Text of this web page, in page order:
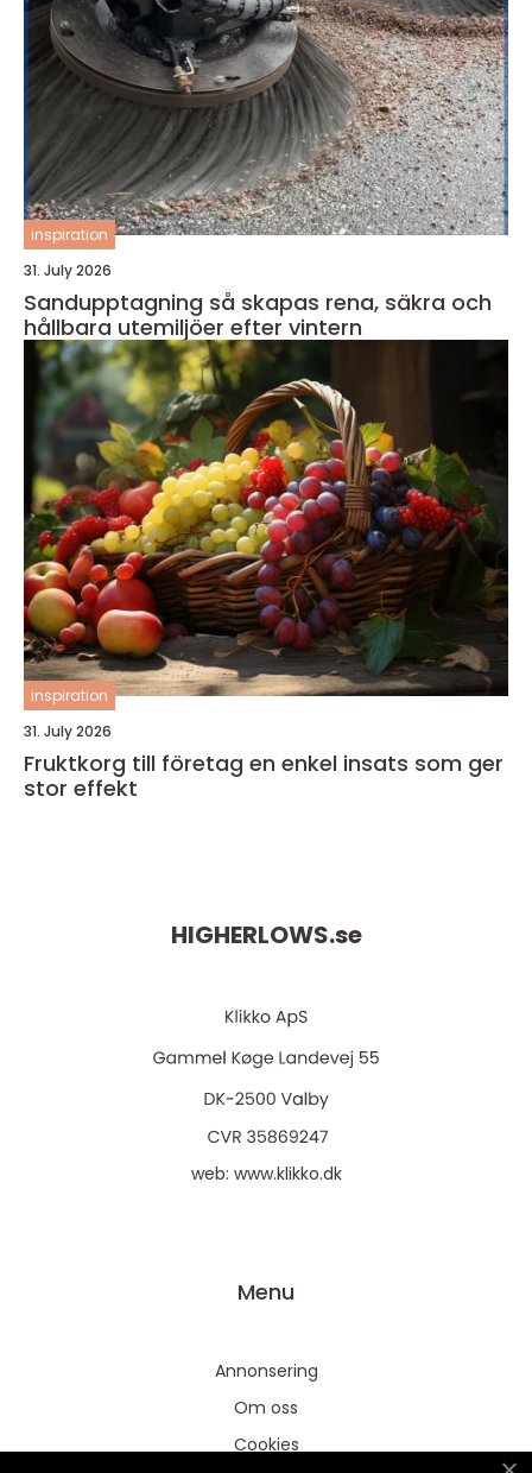
inspiration
31. July 2026
Sandupptagning så skapas rena, säkra och
hållbara utemiljöer efter vintern
inspiration
31. July 2026
Fruktkorg till företag en enkel insats som ger
stor effekt
HIGHERLOWS.se
web: www.klikko.dk
Menu
Annonsering
Om oss
Cookies